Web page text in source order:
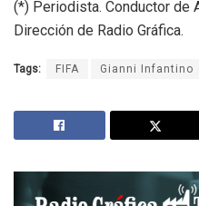
(*) Periodista. Conductor de
Dirección de Radio Gráfica.
Tags: FIFA Gianni Infantino